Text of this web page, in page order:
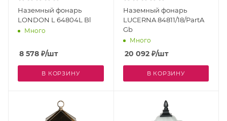
Наземный фонарь
LONDON L 64804L Bl
Много
8 578 ₽/шт
В КОРЗИНУ
Наземный фонарь
LUCERNA 84811/18/PartA
Gb
Много
20 092₽/шт
В КОРЗИНУ